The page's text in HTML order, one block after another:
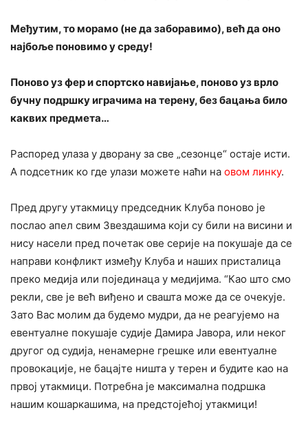
Међутим, то морамо (не да заборавимо), већ да оно
најбоље поновимо у среду!
Поново уз фер и спортско навијање, поново уз врло
бучну подршку играчима на терену, без бацања било
каквих предмета…
Распоред улаза у дворану за све „сезонце“ остаје исти.
А подсетник ко где улази можете наћи на овом линку.
Пред другу утакмицу председник Клуба поново је
послао апел свим Звездашима који су били на висини и
нису насели пред почетак ове серије на покушаје да се
направи конфликт између Клуба и наших присталица
преко медија или појединаца у медијима. “Као што смо
рекли, све је већ виђено и свашта може да се очекује.
Зато Вас молим да будемо мудри, да не реагујемо на
евентуалне покушаје судије Дамира Јавора, или неког
другог од судија, ненамерне грешке или евентуалне
провокације, не бацајте ништа у терен и будите као на
првој утакмици. Потребна је максимална подршка
нашим кошаркашима, на предстојећој утакмици!